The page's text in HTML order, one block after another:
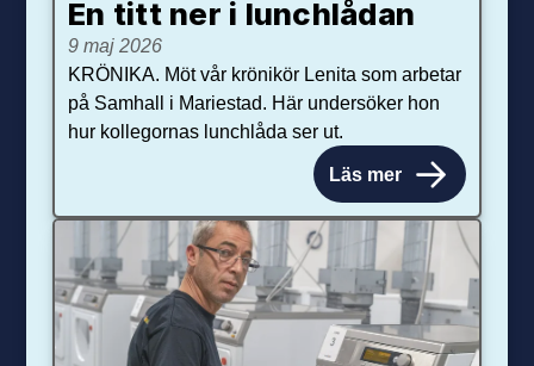
En titt ner i lunchlådan
9 maj 2026
KRÖNIKA. Möt vår krönikör Lenita som arbetar
på Samhall i Mariestad. Här undersöker hon
hur kollegornas lunchlåda ser ut.
Läs mer